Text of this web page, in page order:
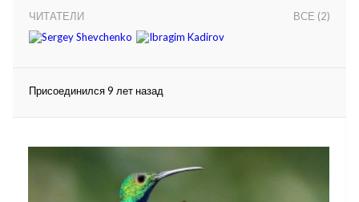
ЧИТАТЕЛИ ВСЕ (2)
Присоединился 9 лет назад